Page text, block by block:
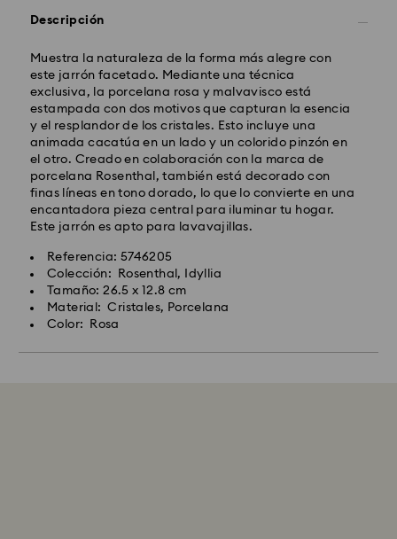
Descripción
Muestra la naturaleza de la forma más alegre con
este jarrón facetado. Mediante una técnica
exclusiva, la porcelana rosa y malvavisco está
estampada con dos motivos que capturan la esencia
y el resplandor de los cristales. Esto incluye una
animada cacatúa en un lado y un colorido pinzón en
el otro. Creado en colaboración con la marca de
porcelana Rosenthal, también está decorado con
finas líneas en tono dorado, lo que lo convierte en una
encantadora pieza central para iluminar tu hogar.
Este jarrón es apto para lavavajillas.
Referencia: 5746205
Colección: Rosenthal, Idyllia
Tamaño: 26.5 x 12.8 cm
Material: Cristales, Porcelana
Color: Rosa